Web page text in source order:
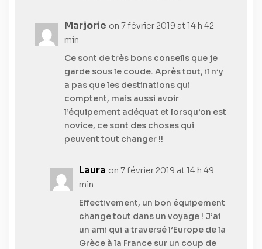
Marjorie on 7 février 2019 at 14 h 42
min
Ce sont de très bons conseils que je
garde sous le coude. Après tout, il n’y
a pas que les destinations qui
comptent, mais aussi avoir
l’équipement adéquat et lorsqu’on est
novice, ce sont des choses qui
peuvent tout changer !!
Laura on 7 février 2019 at 14 h 49
min
Effectivement, un bon équipement
change tout dans un voyage ! J’ai
un ami qui a traversé l’Europe de la
Grèce à la France sur un coup de